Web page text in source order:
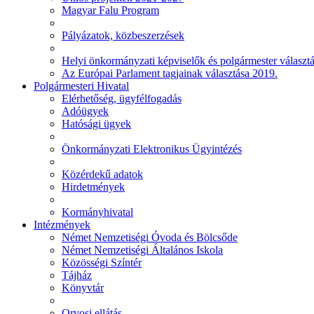
Magyar Falu Program
Pályázatok, közbeszerzések
Helyi önkormányzati képviselők és polgármester
Az Európai Parlament tagjainak választása 2019.
Polgármesteri Hivatal
Elérhetőség, ügyfélfogadás
Adóügyek
Hatósági ügyek
Önkormányzati Elektronikus Ügyintézés
Közérdekű adatok
Hirdetmények
Kormányhivatal
Intézmények
Német Nemzetiségi Óvoda és Bölcsőde
Német Nemzetiségi Általános Iskola
Közösségi Színtér
Tájház
Könyvtár